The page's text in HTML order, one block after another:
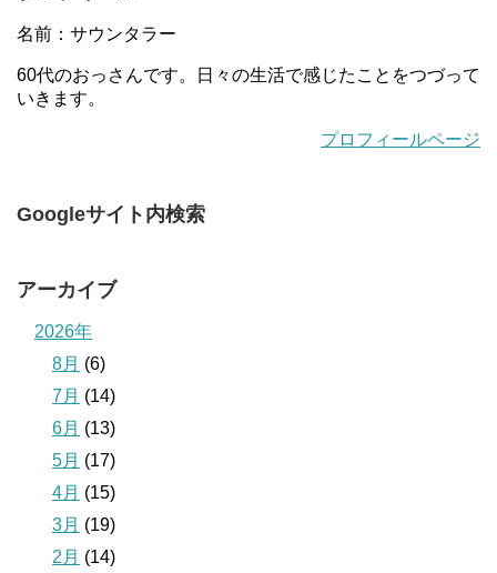
名前：サウンタラー
60代のおっさんです。日々の生活で感じたことをつづって
いきます。
プロフィールページ
Googleサイト内検索
アーカイブ
2026年
8月 (6)
7月 (14)
6月 (13)
5月 (17)
4月 (15)
3月 (19)
2月 (14)